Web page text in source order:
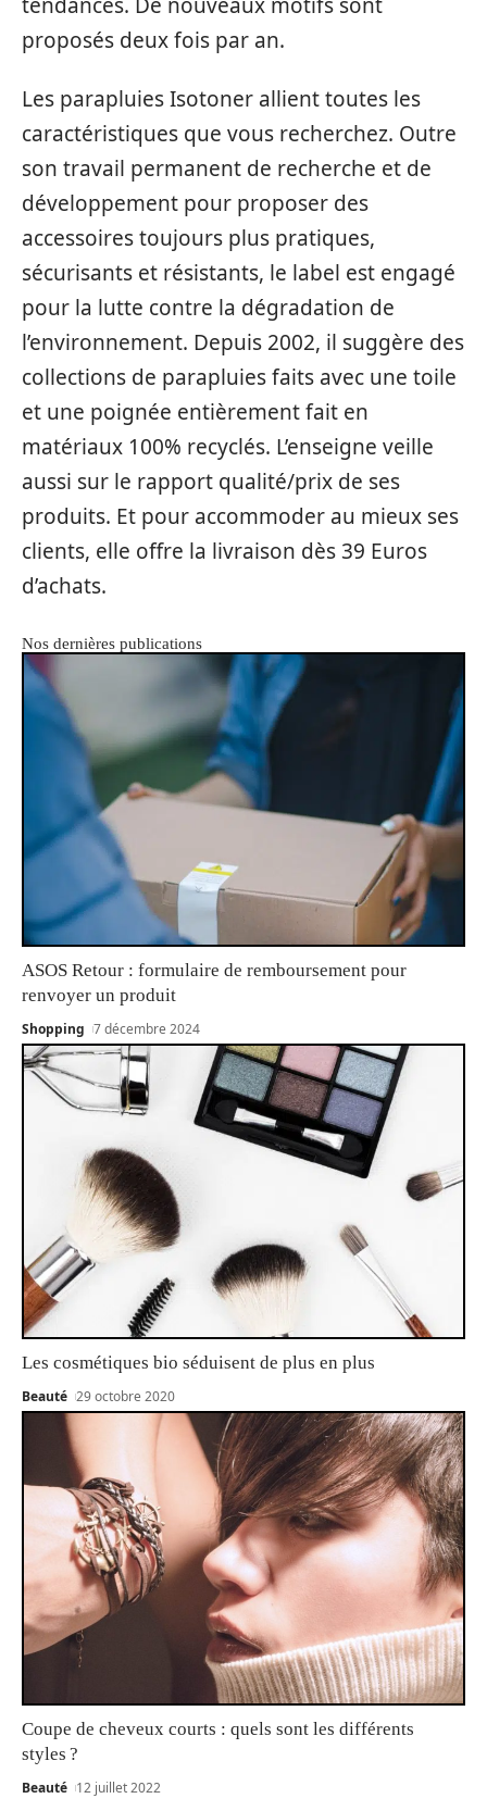
proposés deux fois par an.
Les parapluies Isotoner allient toutes les
caractéristiques que vous recherchez. Outre
son travail permanent de recherche et de
développement pour proposer des
accessoires toujours plus pratiques,
sécurisants et résistants, le label est engagé
pour la lutte contre la dégradation de
l’environnement. Depuis 2002, il suggère des
collections de parapluies faits avec une toile
et une poignée entièrement fait en
matériaux 100% recyclés. L’enseigne veille
aussi sur le rapport qualité/prix de ses
produits. Et pour accommoder au mieux ses
clients, elle offre la livraison dès 39 Euros
d’achats.
Nos dernières publications
ASOS Retour : formulaire de remboursement pour
renvoyer un produit
Shopping 7 décembre 2024
Les cosmétiques bio séduisent de plus en plus
Beauté 29 octobre 2020
Coupe de cheveux courts : quels sont les différents
styles ?
Beauté 12 juillet 2022